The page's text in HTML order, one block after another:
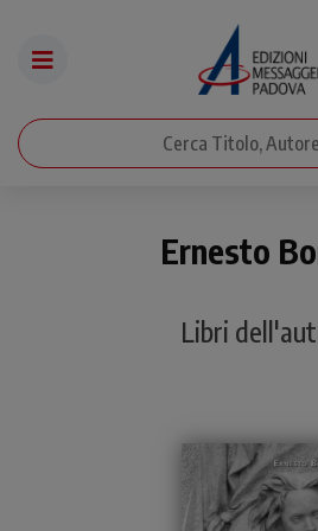
Ernesto
Libri